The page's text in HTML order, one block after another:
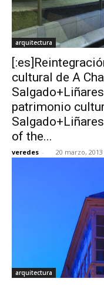
arquitectura
cultural de A
patrimonio
of the...
veredes - 20 marzo, 2013
arquitectura